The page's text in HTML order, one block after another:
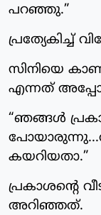
പറഞ്ഞു.”
പ്രത്യേകിച്ച്
സിനിയെ
എന്നത്
“ഞങ്ങൾ
കയറിയതാ.”
പ്രകാശന്റെ
അറിഞ്ഞത്.